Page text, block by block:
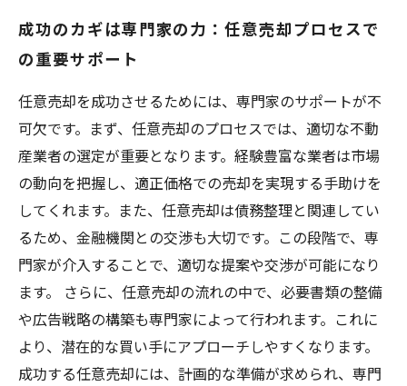
成功のカギは専門家の力：任意売却プロセスで
の重要サポート
任意売却を成功させるためには、専門家のサポートが不
可欠です。まず、任意売却のプロセスでは、適切な不動
産業者の選定が重要となります。経験豊富な業者は市場
の動向を把握し、適正価格での売却を実現する手助けを
してくれます。また、任意売却は債務整理と関連してい
るため、金融機関との交渉も大切です。この段階で、専
門家が介入することで、適切な提案や交渉が可能になり
ます。 さらに、任意売却の流れの中で、必要書類の整備
や広告戦略の構築も専門家によって行われます。これに
より、潜在的な買い手にアプローチしやすくなります。
成功する任意売却には、計画的な準備が求められ、専門